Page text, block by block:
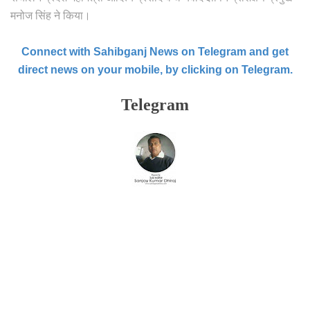
मनोज सिंह ने किया।
Connect with Sahibganj News on Telegram and get
direct news on your mobile, by clicking on Telegram.
Telegram